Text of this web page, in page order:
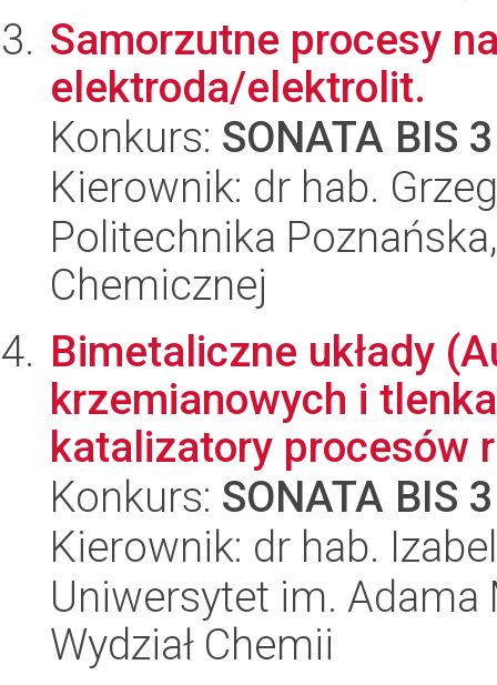
Samorzutne procesy
elektroda/elektrolit.
Konkurs: SONATA BIS 3
Kierownik: dr hab.
Politechnika
Chemicznej
Bimetaliczne układy
krzemianowych i
katalizatory procesów
Konkurs: SONATA BIS 3
Kierownik: dr hab.
Uniwersytet im.
Wydział Chemii